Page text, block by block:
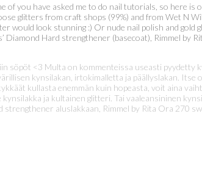
of you have asked me to do nail tutorials, so here
glitters from craft shops (99%) and from Wet N
would look stunning :) Or nude nail polish and
Diamond Hard strengthener (basecoat), Rimmel
söpöt <3 Multa on kommenteissa useasti
kynsilakan, irtokimalletta ja päällyslakan.
kullasta enemmän kuin hopeasta, voit aina
ja kultainen glitteri. Tai vaaleansininen
aluslakkaan, Rimmel by Rita Ora 270